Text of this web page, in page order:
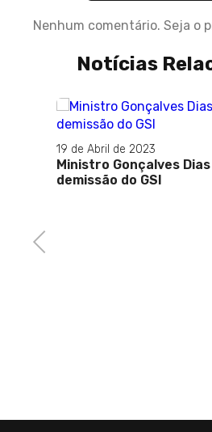
Nenhum comentário. Seja o
Notícias
Previous
19 de Abril de 2023
Ministro Gonçalves
demissão do GSI